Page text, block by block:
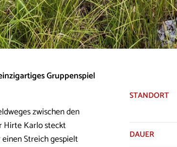
Gruppenspiel
zwischen den
Hirte Karlo steckt
Streich gespielt
STANDORT
DAUER